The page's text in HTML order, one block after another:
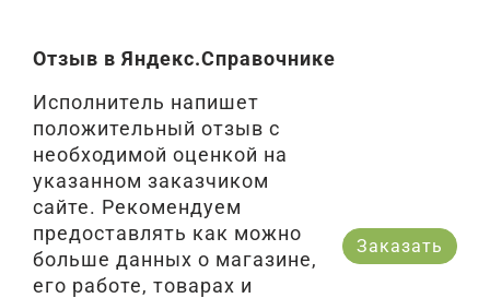
Отзыв в Яндекс.Справочнике
Исполнитель напишет
положительный отзыв с
необходимой оценкой на
указанном заказчиком
сайте. Рекомендуем
предоставлять как можно
больше данных о магазине,
его работе, товарах и
Заказать